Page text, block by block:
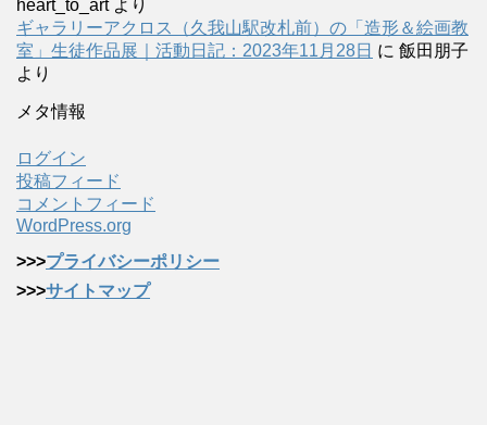
heart_to_artより
ギャラリーアクロス（久我山駅改札前）の「造形＆絵画教
室」生徒作品展｜活動日記：2023年11月28日 に 飯田朋子
より
メタ情報
ログイン
投稿フィード
コメントフィード
WordPress.org
>>>プライバシーポリシー
>>>サイトマップ